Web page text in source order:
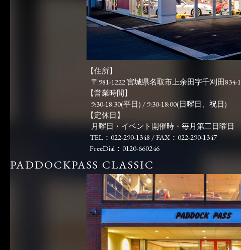
【住所】
〒981-1222 宮城県名取市上余田字千刈田834-1
【営業時間】
9:30-18:30(平日) / 9:30-18:00(日曜日、祝日)
【定休日】
月曜日・イベント開催時・毎月第三日曜日
TEL：022-290-1348 / FAX：022-290-1347
FreeDial：0120-660246
PADDOCKPASS CLASSIC